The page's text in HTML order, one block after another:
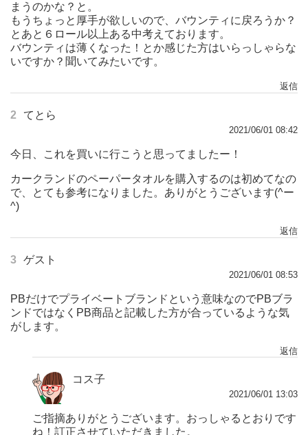
まうのかな？と。
もうちょっと厚手が欲しいので、バウンティに戻ろうか？
とあと６ロール以上ある中考えております。
バウンティは薄くなった！とか感じた方はいらっしゃらな
いですか？聞いてみたいです。
返信
2 てとら
2021/06/01 08:42
今日、これを買いに行こうと思ってましたー！
カークランドのペーパータオルを購入するのは初めてなの
で、とても参考になりました。ありがとうございます(^ー
^)
返信
3 ゲスト
2021/06/01 08:53
PBだけでプライベートブランドという意味なのでPBブラ
ンドではなくPB商品と記載した方が合っているような気
がします。
返信
コス子
2021/06/01 13:03
ご指摘ありがとうございます。おっしゃるとおりです
ね！訂正させていただきました。